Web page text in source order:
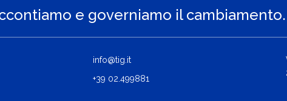
e governiamo il cambiamento.
info@tig.it
+39 02.499881